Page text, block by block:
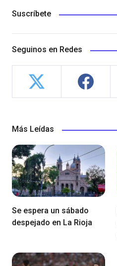
Suscríbete
Seguinos en Redes
Más Leídas
Se espera un sábado
despejado en La Rioja